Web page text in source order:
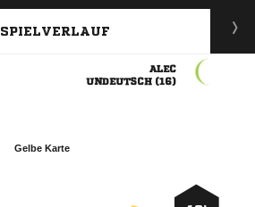
SPIELVERLAUF

 
Gelbe Karte